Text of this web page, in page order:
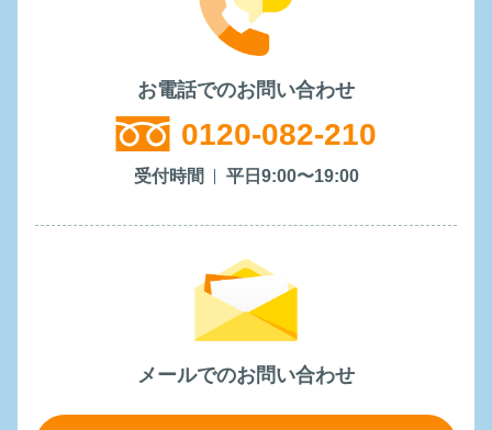
お電話でのお問い合わせ
0120-082-210
受付時間 平日9:00〜19:00
メールでのお問い合わせ